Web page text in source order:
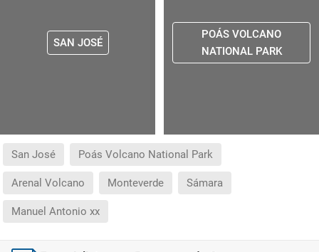
SAN JOSÉ
POÁS VOLCANO
NATIONAL PARK
San José Poás Volcano National Park
Arenal Volcano Monteverde Sámara
Manuel Antonio xx